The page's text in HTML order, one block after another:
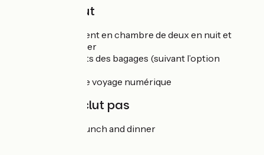
Le prix inclut
L’hébergement en chambre de deux en nuit et
petit-déjeuner
Les transferts des bagages (suivant l’option
Le dossier de voyage numérique
Le prix n'inclut pas
Drinks and lunch and dinner